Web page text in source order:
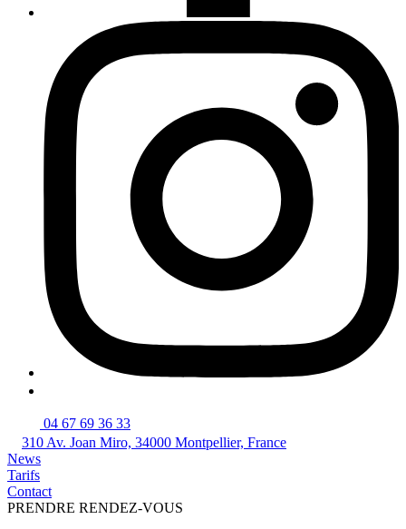
04 67 69 36 33
310 Av. Joan Miro, 34000 Montpellier, France
News
Tarifs
Contact
PRENDRE RENDEZ-VOUS